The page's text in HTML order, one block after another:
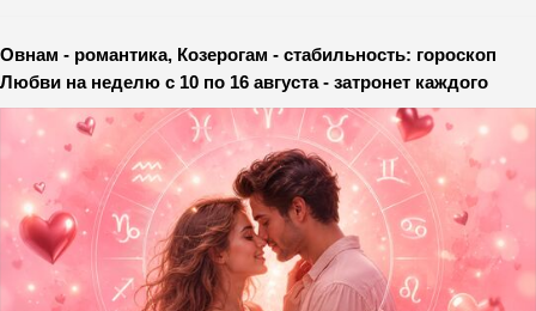
Овнам - романтика, Козерогам - стабильность: гороскоп
Любви на неделю с 10 по 16 августа - затронет каждого